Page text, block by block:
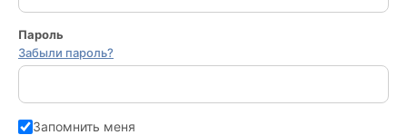
Пароль
Забыли пароль?
Запомнить меня